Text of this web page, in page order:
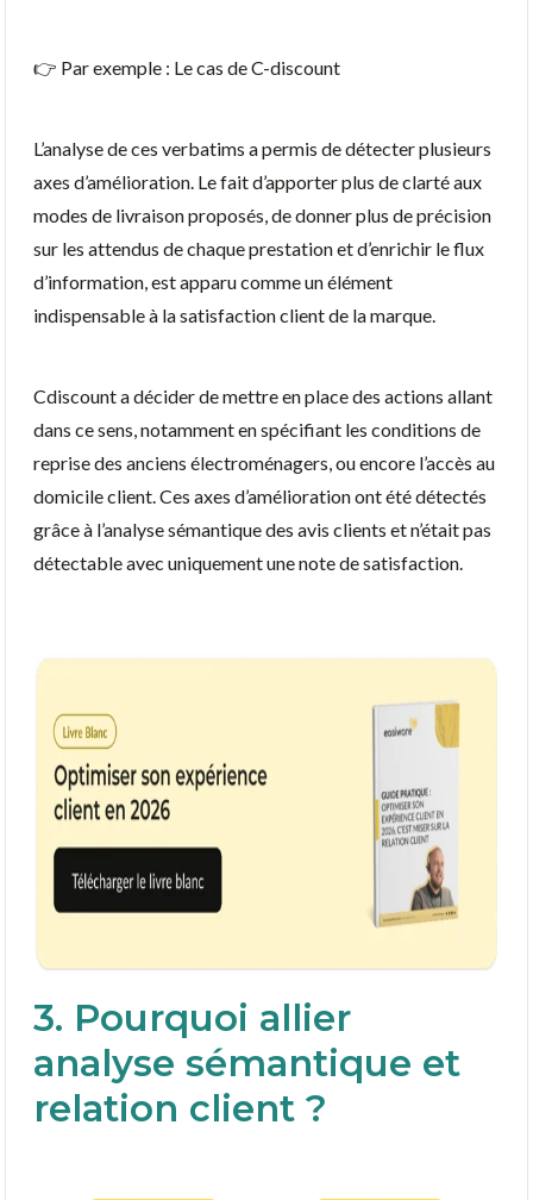
👉 Par exemple : Le cas de C-discount
L’analyse de ces verbatims a permis de détecter plusieurs
axes d’amélioration. Le fait d’apporter plus de clarté aux
modes de livraison proposés, de donner plus de précision
sur les attendus de chaque prestation et d’enrichir le flux
d’information, est apparu comme un élément
indispensable à la satisfaction client de la marque.
Cdiscount a décider de mettre en place des actions allant
dans ce sens, notamment en spécifiant les conditions de
reprise des anciens électroménagers, ou encore l’accès au
domicile client. Ces axes d’amélioration ont été détectés
grâce à l’analyse sémantique des avis clients et n’était pas
détectable avec uniquement une note de satisfaction.
3. Pourquoi allier
analyse sémantique et
relation client ?